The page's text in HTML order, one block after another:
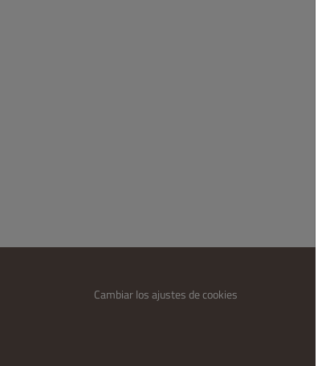
Cambiar los ajustes de cookies